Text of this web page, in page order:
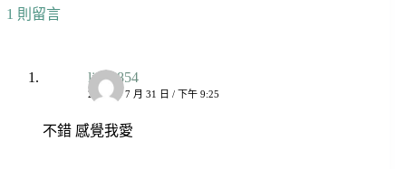
1 則留言
lid12854
2022 年 7 月 31 日 / 下午 9:25
不錯 感覺我愛